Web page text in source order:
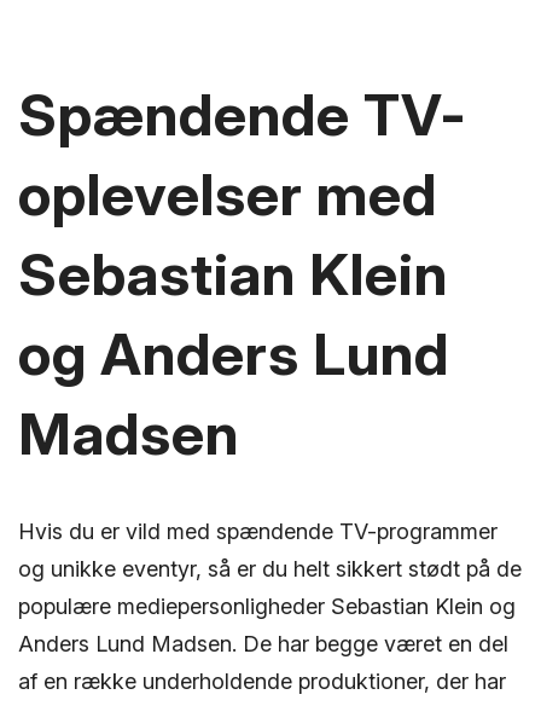
Spændende TV-
oplevelser med
Sebastian Klein
og Anders Lund
Madsen
Hvis du er vild med spændende TV-programmer
og unikke eventyr, så er du helt sikkert stødt på de
populære mediepersonligheder Sebastian Klein og
Anders Lund Madsen. De har begge været en del
af en række underholdende produktioner, der har